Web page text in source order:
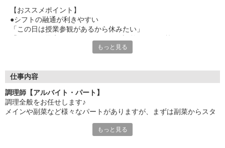
【おススメポイント】
●シフトの融通が利きやすい
「この日は授業参観があるから休みたい」
家庭や趣味の都合にも柔軟に対応しますので、お気軽にご相談く
●20代〜50代の幅広い年代のスタッフが活躍中
躍中
●安心の教育体制
入社後は先輩たちが優しくフォローしながら進めますので、
安心してお仕事を始められます。
もっと見る
仕事内容
調理師【アルバイト・パート】
調理全般をお任せします♪
メインや副菜など様々なパートがありますが、まずは副菜からスタ
もっと見る